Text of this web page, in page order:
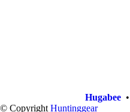
Hugabee•
© Copyright Huntinggear